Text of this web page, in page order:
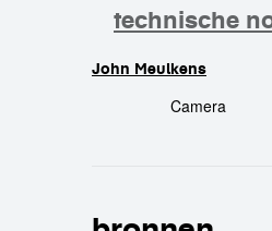
technische
John Meulkens
Camera